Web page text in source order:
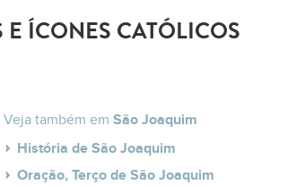
E ÍCONES CATÓLICOS
Veja também em São Joaquim
História de São Joaquim
Oração, Terço de São Joaquim